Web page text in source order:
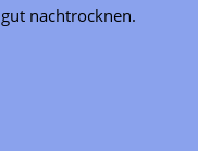
gut nachtrocknen.